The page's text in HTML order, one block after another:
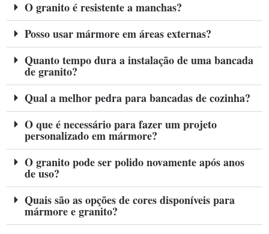
O granito é resistente a manchas?
Posso usar mármore em áreas externas?
Quanto tempo dura a instalação de uma bancada
de granito?
Qual a melhor pedra para bancadas de cozinha?
O que é necessário para fazer um projeto
personalizado em mármore?
O granito pode ser polido novamente após anos
de uso?
Quais são as opções de cores disponíveis para
mármore e granito?